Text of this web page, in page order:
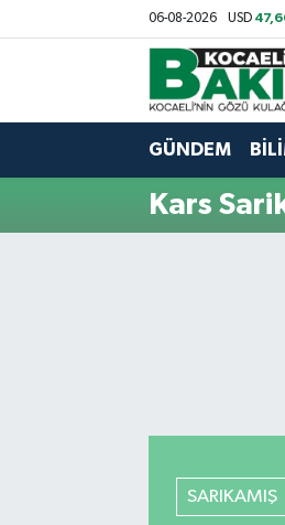
06-08-2026 USD
GÜNDEM
Kars
SARIKAMIŞ
Kocaeli Nöbetçi
Kocaeli Hava Durumu
Kocaeli Trafik Yoğunluk